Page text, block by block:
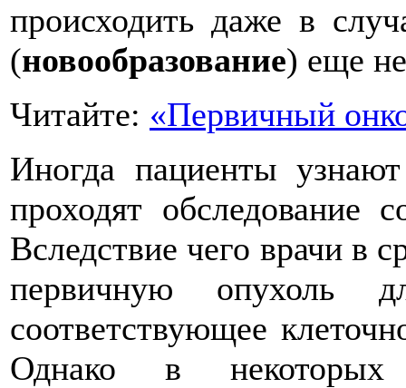
происходить даже в
(новообразование) еще
Читайте: «Первичный
Иногда пациенты
проходят обследование
Вследствие чего врачи в
первичную опухоль
соответствующее
Однако в некоторых